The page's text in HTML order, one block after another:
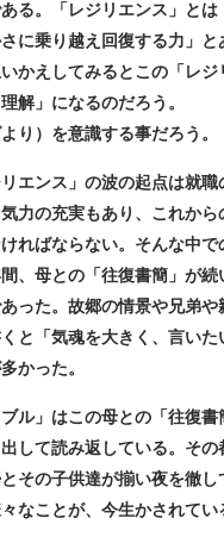
る。「レジリエンス」と
に乗り越え回復する力」
かえしてみるとこの「レ
理解」になるのだろう
り）を意識する事だろう。
エンス」の波の起点は就
力の充実もあり、これか
ればならない。そんな中
、母との「往復書簡」が
った。故郷の情景や兄弟
と「気魂を大きく、言い
かった。
ル」はこの母との「往復
して読み返している。そ
その子供達が揃い夜を徹
なことが、今生かされて